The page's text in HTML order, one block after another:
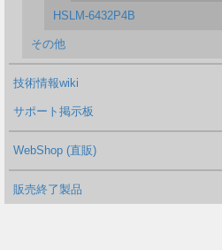
HSLM-6432P4B
その他
技術情報wiki
サポート掲示板
WebShop (直販)
販売終了製品